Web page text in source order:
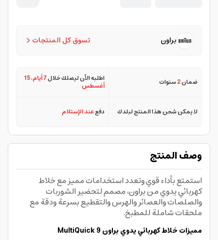
تسوق كل المنتجات براون
ضمان2سنوات اطلبه الآن ليصلك خلال7 أيام ،15
أغسطس
لا يمكن شحن هذا المنتج لبلدك دفععند الإستلام
وصف المنتج
استمتع بأداء قوي وتعدد استخدامات مميز مع خلاط
كهربائي يدوي من براون، مصمم لتحضير الشوربات
والصلصات والعصائر والهرس والتقطيع بسرعة ودقة مع
ملحقات شاملة للمطبخ.
مميزات خلاط كهربائي يدوي براون MultiQuick 9